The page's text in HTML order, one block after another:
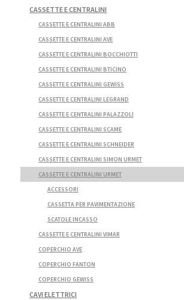
CASSETTE E CENTRALINI
CASSETTE E CENTRALINI ABB
CASSETTE E CENTRALINI AVE
CASSETTE E CENTRALINI BOCCHIOTTI
CASSETTE E CENTRALINI BTICINO
CASSETTE E CENTRALINI GEWISS
CASSETTE E CENTRALINI LEGRAND
CASSETTE E CENTRALINI PALAZZOLI
CASSETTE E CENTRALINI SCAME
CASSETTE E CENTRALINI SCHNEIDER
CASSETTE E CENTRALINI SIMON URMET
CASSETTE E CENTRALINI URMET
ACCESSORI
CASSETTA PER PAVIMENTAZIONE
SCATOLE INCASSO
CASSETTE E CENTRALINI VIMAR
COPERCHIO AVE
COPERCHIO FANTON
COPERCHIO GEWISS
CAVI ELETTRICI